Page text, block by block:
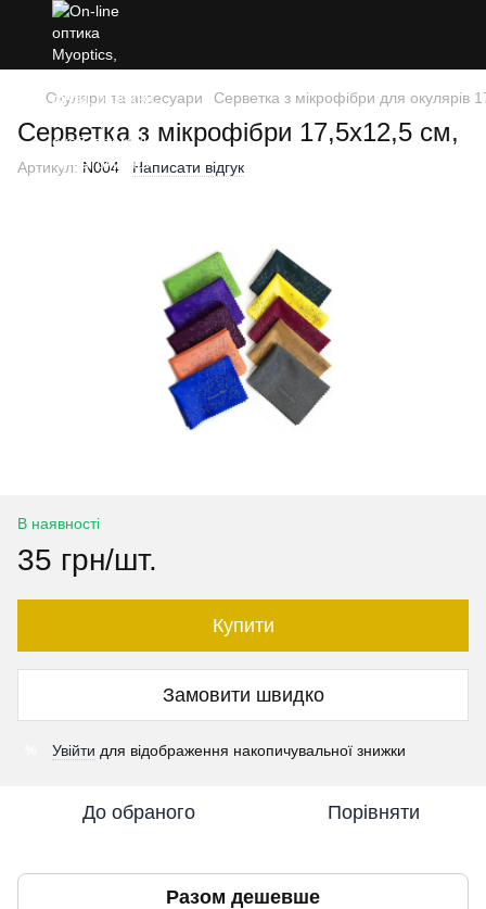
Окуляри та аксесуари Серветка з мікрофібри для окулярів
Серветка з мікрофібри 17,5х12,5 см,
Артикул: N004 Написати відгук
В наявності
35 грн/шт.
Купити
Замовити швидко
Увійти для відображення накопичувальної знижки
До обраного Порівняти
Разом дешевше